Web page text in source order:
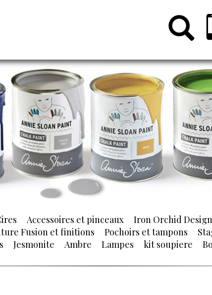
Accessoires et pinceaux Iron Orchid Design
Fusion et finitions Pochoirs et tampons
Jesmonite Ambre Lampes kit soupiere